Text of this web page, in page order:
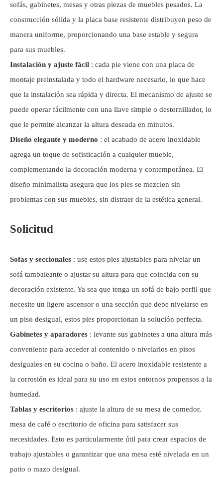
sofás, gabinetes, mesas y otras piezas de muebles pesados. La
construcción sólida y la placa base resistente distribuyen peso de
manera uniforme, proporcionando una base estable y segura
para sus muebles.
Instalación y ajuste fácil : cada pie viene con una placa de
montaje preinstalada y todo el hardware necesario, lo que hace
que la instalación sea rápida y directa. El mecanismo de ajuste se
puede operar fácilmente con una llave simple o destornillador, lo
que le permite alcanzar la altura deseada en minutos.
Diseño elegante y moderno : el acabado de acero inoxidable
agrega un toque de sofisticación a cualquier mueble,
complementando la decoración moderna y contemporánea. El
diseño minimalista asegura que los pies se mezclen sin
problemas con sus muebles, sin distraer de la estética general.
Solicitud
Sofas y seccionales : use estos pies ajustables para nivelar un
sofá tambaleante o ajustar su altura para que coincida con su
decoración existente. Ya sea que tenga un sofá de bajo perfil que
necesite un ligero ascensor o una sección que debe nivelarse en
un piso desigual, estos pies proporcionan la solución perfecta.
Gabinetes y aparadores : levante sus gabinetes a una altura más
conveniente para acceder al contenido o nivelarlos en pisos
desiguales en su cocina o baño. El acero inoxidable resistente a
la corrosión es ideal para su uso en estos entornos propensos a la
humedad.
Tablas y escritorios : ajuste la altura de su mesa de comedor,
mesa de café o escritorio de oficina para satisfacer sus
necesidades. Esto es particularmente útil para crear espacios de
trabajo ajustables o garantizar que una mesa esté nivelada en un
patio o mazo desigual.